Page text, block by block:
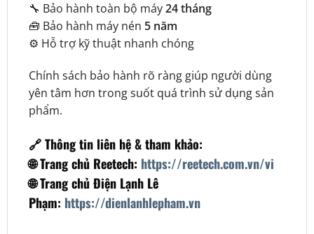
🔧 Bảo hành toàn bộ máy24 tháng
🧰 Bảo hành máy nén 5 năm
⚙️ Hỗ trợ kỹ thuật nhanh chóng
Chính sách bảo hành rõ ràng giúp người dùng
yên tâm hơn trong suốt quá trình sử dụng sản
phẩm.
🔗 Thông tin liên hệ & tham khảo:
🌐 Trang chủ Reetech: https://reetech.com.vn/vi
🌐 Trang chủ Điện Lạnh Lê
Phạm: https://dienlanhlepham.vn